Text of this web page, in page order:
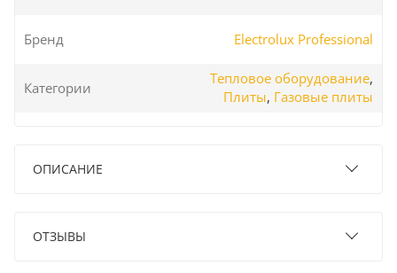
Бренд Electrolux Professional
Категории
Тепловое оборудование,
Плиты, Газовые плиты
ОПИСАНИЕ
ОТЗЫВЫ